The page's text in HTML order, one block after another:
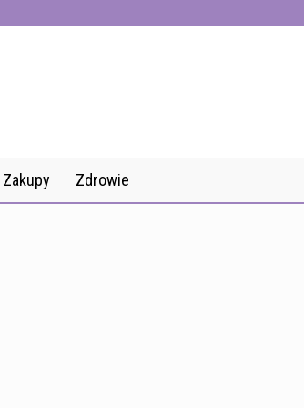
Zakupy Zdrowie